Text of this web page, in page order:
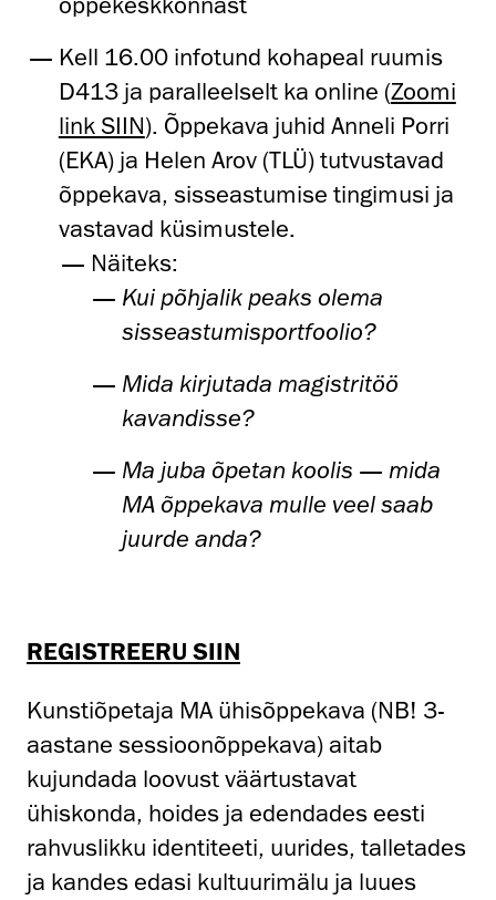
Kell 16.00 infotund kohapeal ruumis
D413 ja paralleelselt ka online (Zoomi
link SIIN). Õppekava juhid Anneli Porri
(EKA) ja Helen Arov (TLÜ) tutvustavad
õppekava, sisseastumise tingimusi ja
vastavad küsimustele.
Näiteks:
Kui põhjalik peaks olema
sisseastumisportfoolio?
Mida kirjutada magistritöö
kavandisse?
Ma juba õpetan koolis — mida
MA õppekava mulle veel saab
juurde anda?
REGISTREERU SIIN
Kunstiõpetaja MA ühisõppekava (NB! 3-
aastane sessioonõppekava) aitab
kujundada loovust väärtustavat
ühiskonda, hoides ja edendades eesti
rahvuslikku identiteeti, uurides, talletades
ja kandes edasi kultuurimälu ja luues